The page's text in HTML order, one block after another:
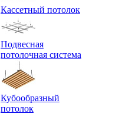
Кассетный потолок
Подвесная
потолочная система
Кубообразный
потолок